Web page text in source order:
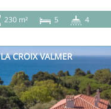
230 m² 5 4
LA CROIX VALMER